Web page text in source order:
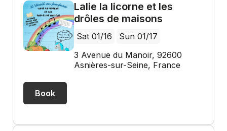
Lalie la licorne et les
drôles de maisons
Sat 01/16
Sun 01/17
3 Avenue du Manoir, 92600
Asnières-sur-Seine, France
Book